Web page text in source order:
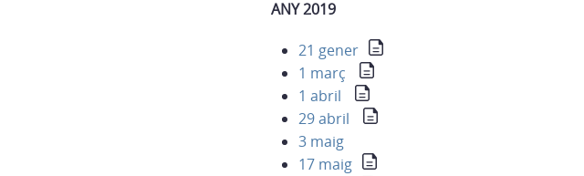
ANY 2019
21 gener
1 març
1 abril
29 abril
3 maig
17 maig